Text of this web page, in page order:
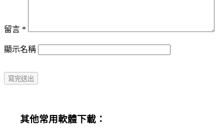
留言 *
顯示名稱
其他常用軟體下載：